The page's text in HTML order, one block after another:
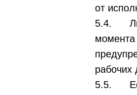
от
5.4.
момента
рабочих
5.5.